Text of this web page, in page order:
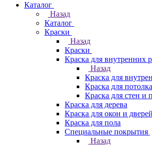
Каталог
Назад
Каталог
Краски
Назад
Краски
Краска для внутренних
Назад
Краска для
Краска для потолка
Краска для стен и
Краска для дерева
Краска для окон и дверей
Краска для пола
Специальные покрытия
Назад